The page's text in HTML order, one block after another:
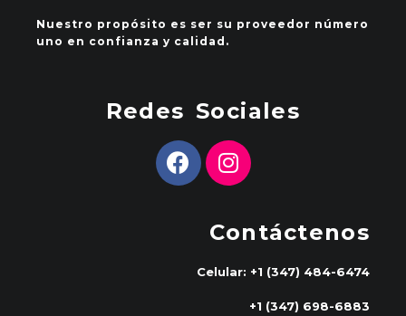
Nuestro propósito es ser su proveedor número
uno en confianza y calidad.
Redes Sociales
Contáctenos
Celular: +1 (347) 484-6474
+1 (347) 698-6883